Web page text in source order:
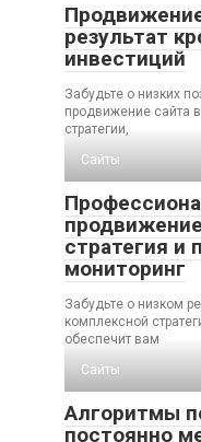
результат
инвестиций
Забудьте о низких
продвижение сайта
стратегии,
Сайты
стратегия и
мониторинг
Забудьте о низком
комплексной
обеспечит вам
Сайты
Алгоритмы
постоянно